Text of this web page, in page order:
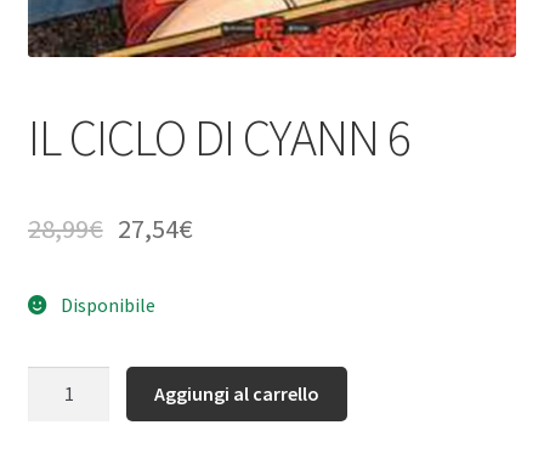
IL CICLO DI CYANN 6
28,99€ 27,54€
Disponibile
Aggiungi al carrello